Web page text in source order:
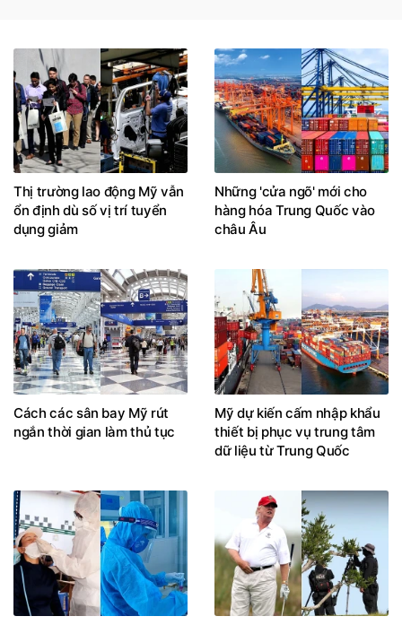
Thị trường lao động Mỹ vẫn
ổn định dù số vị trí tuyển
dụng giảm
Những 'cửa ngõ' mới cho
hàng hóa Trung Quốc vào
châu Âu
Cách các sân bay Mỹ rút
ngắn thời gian làm thủ tục
Mỹ dự kiến cấm nhập khẩu
thiết bị phục vụ trung tâm
dữ liệu từ Trung Quốc